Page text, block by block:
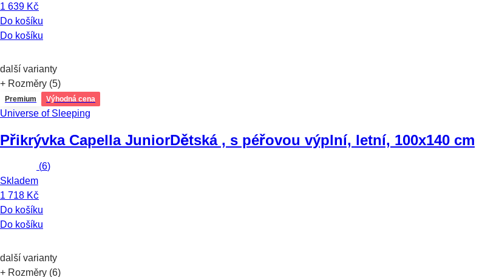
1 639 Kč
Do košíku
Do košíku
další varianty
+ Rozměry (5)
Premium Výhodná cena
Universe of Sleeping
Přikrývka Capella JuniorDětská , s péřovou výplní, letní, 100x140 cm
(6)
Skladem
1 718 Kč
Do košíku
Do košíku
další varianty
+ Rozměry (6)